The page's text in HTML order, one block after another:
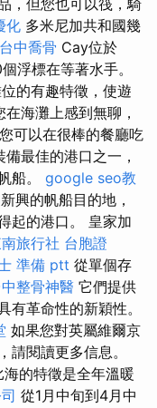
，但您也可以筏，騎
化 多米尼加共和國幾
台中喬骨 Cay位於
浮標在等著水手。
的有趣特徵，使遊
在海灘上感到無聊，
可以在很棒的餐廳吃
最佳的港口之一，
船。 google seo教
興的帆船目的地，
起的港口。 皇家加
旅行社 台胞證
準備 ptt 從單個存
整骨神醫 它們提供
有革命性的新穎性。
如果您對英屬維爾京
請閱讀更多信息。
海的特徵是全年溫暖
從1月中旬到4月中